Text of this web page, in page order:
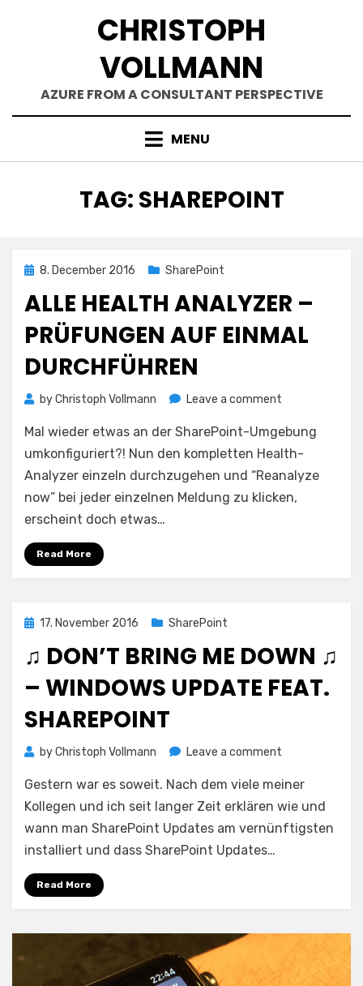
CHRISTOPH
VOLLMANN
AZURE FROM A CONSULTANT PERSPECTIVE
MENU
TAG: SHAREPOINT
Posted
8. December 2016 SharePoint
ALLE HEALTH ANALYZER –
PRÜFUNGEN AUF EINMAL
DURCHFÜHREN
byChristoph Vollmann Leave a comment
Health
Analyzer
–
auf
Mal wieder etwas an der SharePoint-Umgebung
umkonfiguriert?! Nun den kompletten Health-
Analyzer einzeln durchzugehen und “Reanalyze
now” bei jeder einzelnen Meldung zu klicken,
erscheint doch etwas…
Read More
Posted
17. November 2016 SharePoint
♫ DON’T BRING ME DOWN ♫
– WINDOWS UPDATE FEAT.
SHAREPOINT
byChristoph Vollmann Leave a comment
Don’t
bring
me
down
SharePoint
Gestern war es soweit. Nach dem viele meiner
Kollegen und ich seit langer Zeit erklären wie und
wann man SharePoint Updates am vernünftigsten
installiert und dass SharePoint Updates…
Read More